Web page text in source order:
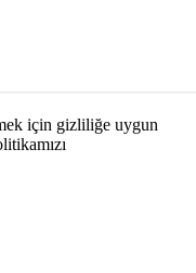
için gizliliğe uygun